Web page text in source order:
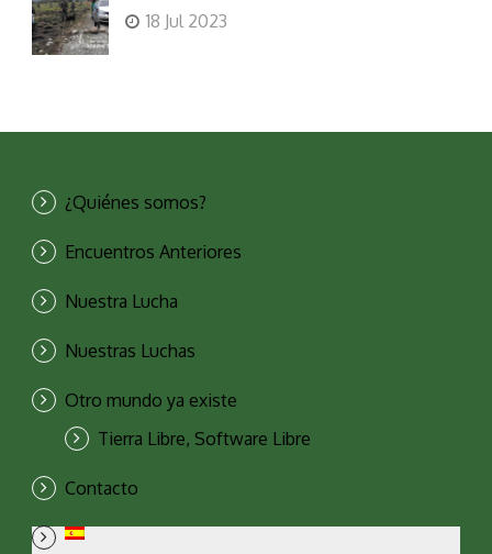
18 Jul 2023
¿Quiénes somos?
Encuentros Anteriores
Nuestra Lucha
Nuestras Luchas
Otro mundo ya existe
Tierra Libre, Software Libre
Contacto